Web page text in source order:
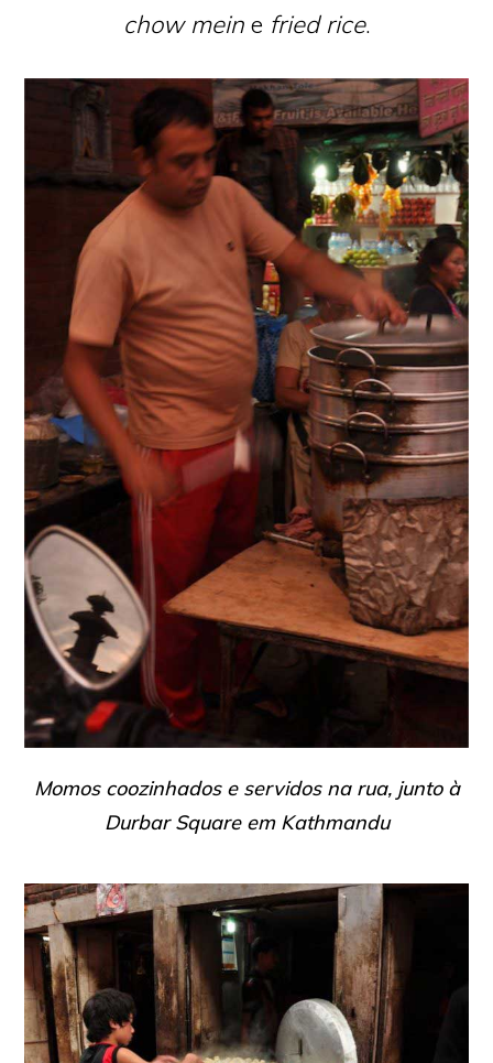
chow meine fried rice.
Momos coozinhados e servidos na rua, junto à
Durbar Square em Kathmandu